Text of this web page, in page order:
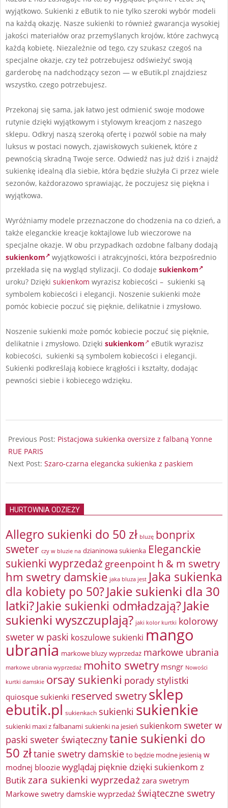
wyjątkowo. Sukienki z eButik to nie tylko szeroki wybór modeli
na każdą okazję. Nasze sukienki to również gwarancja wysokiej
jakości materiałów oraz przemyślanych krojów, które zachwycą
każdą kobietę. Niezależnie od tego, czy szukasz czegoś na
specjalne okazje, czy też potrzebujesz odświeżyć swoją
garderobę na nadchodzący sezon — w eButik.pl znajdziesz
wszystko, czego potrzebujesz.
Przekonaj się sama, jak łatwo jest odmienić swoje modowe
rutynie dzięki wyjątkowym i stylowym kreacjom z naszego
sklepu. Odkryj naszą szeroką ofertę i pozwól sobie na mały
luksus w postaci nowych, zjawiskowych sukienek, które z
pewnością skradną Twoje serce. Odwiedź nas już dziś i znajdź
sukienkę idealną dla siebie, która będzie służyła Ci przez wiele
sezonów, każdorazowo sprawiając, że poczujesz się piękna i
wyjątkowa.
Wyróżniamy modele przeznaczone do chodzenia na co dzień, a
także eleganckie kreacje koktajlowe lub wieczorowe na
specjalne okazje. W obu przypadkach ozdobne falbany dodają
sukienkom
wyjątkowości i atrakcyjności, która bezpośrednio
przekłada się na wygląd stylizacji. Co dodaje sukienkom
uroku? Dzięki sukienkom wyrazisz kobiecości – sukienki są
symbolem kobiecości i elegancji. Noszenie sukienki może
pomóc kobiecie poczuć się pięknie, delikatnie i zmysłowo.
Noszenie sukienki może pomóc kobiecie poczuć się pięknie,
delikatnie i zmysłowo. Dzięki sukienkom
eButik wyrazisz
kobiecości, sukienki są symbolem kobiecości i elegancji.
Sukienki podkreślają kobiece krągłości i kształty, dodając
pewności siebie i kobiecego wdzięku.
08-
15
Previous Post: Pistacjowa sukienka oversize z falbaną Yonne
RUE PARIS
Next Post: Szaro-czarna elegancka sukienka z paskiem
HURTOWNIA ODZIEŻY
Allegro sukienki do 50 zł bluzę bonprix
sweter czy w bluzie na dzianinowa sukienka Eleganckie
sukienki wyprzedaż greenpointh & m swetry
hm swetry damskie jaka bluza jest Jaka sukienka
dla kobiety po 50?Jakie sukienki dla 30
latki?Jakie sukienki odmładzają?Jakie
sukienki wyszczuplają? jaki kolor kurtki kolorowy
sweter w paski koszulowe sukienki mango
ubrania markowe bluzy wyprzedaż markowe ubrania
markowe ubrania wyprzedaż mohito swetry msngr Nowości
kurtki damskie orsay sukienki porady stylistki
quiosque sukienki reserved swetrysklep
ebutik.pl sukienkach sukienki sukienkie
sukienki maxi z falbanami sukienki na jesień sukienkom sweter w
paski sweter świątecznytanie sukienki do
50 złtanie swetry damskie to będzie modne jesienią w
modnej bloozie wyglądaj pięknie dzięki sukienkom z
Butikzara sukienki wyprzedażzara swetrym
Markowe swetry damskie wyprzedaż świąteczne swetry